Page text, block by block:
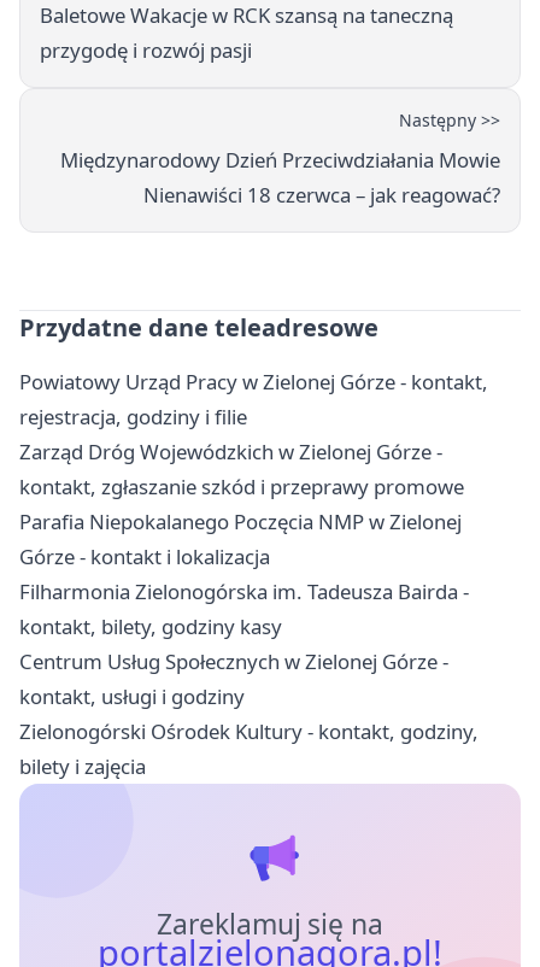
Baletowe Wakacje w RCK szansą na taneczną
przygodę i rozwój pasji
Następny >>
Międzynarodowy Dzień Przeciwdziałania Mowie
Nienawiści 18 czerwca – jak reagować?
Przydatne dane teleadresowe
Powiatowy Urząd Pracy w Zielonej Górze - kontakt,
rejestracja, godziny i filie
Zarząd Dróg Wojewódzkich w Zielonej Górze -
kontakt, zgłaszanie szkód i przeprawy promowe
Parafia Niepokalanego Poczęcia NMP w Zielonej
Górze - kontakt i lokalizacja
Filharmonia Zielonogórska im. Tadeusza Bairda -
kontakt, bilety, godziny kasy
Centrum Usług Społecznych w Zielonej Górze -
kontakt, usługi i godziny
Zielonogórski Ośrodek Kultury - kontakt, godziny,
bilety i zajęcia
Zareklamuj się na
portalzielonagora.pl!